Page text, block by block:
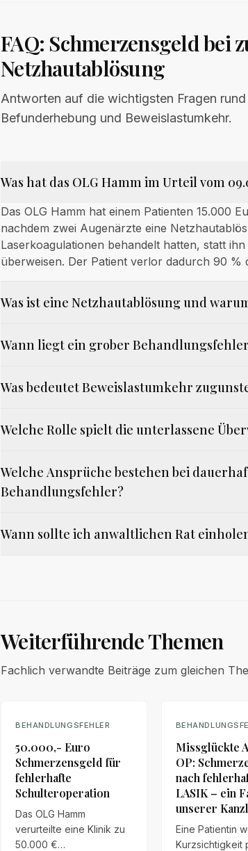
FAQ: Schmerzensgeld bei
Netzhautablösung
Antworten auf die wichtigsten Fragen
Befunderhebung und Beweislastumkehr.
Was hat das OLG Hamm im Urteil vom
Das OLG Hamm hat einem Patienten 15.000
nachdem zwei Augenärzte eine
Laserkoagulationen behandelt hatten, statt
überweisen. Der Patient verlor dadurch 90 %
Was ist eine Netzhautablösung und
Wann liegt ein grober
Was bedeutet Beweislastumkehr
Welche Rolle spielt die unterlassene
Welche Ansprüche bestehen bei
Behandlungsfehler?
Wann sollte ich anwaltlichen Rat
Weiterführende Themen
Fachlich verwandte Beiträge zum gleichen
BEHANDLUNGSFEHLER
50.000,- Euro
Schmerzensgeld für
fehlerhafte
Schulteroperation
Das OLG Hamm
verurteilte eine Klinik zu
50.000 €
Missglückte
OP:
nach
LASIK – ein
unserer
Eine Patientin
Kurzsichtigkeit